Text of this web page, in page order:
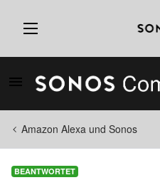
Amazon Alexa und Sonos
BEANTWORTET